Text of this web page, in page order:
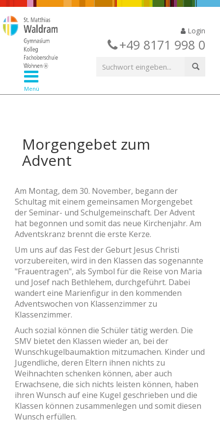
Login
+49 8171 998 0
Menü
Morgengebet zum
Advent
Am Montag, dem 30. November, begann der
Schultag mit einem gemeinsamen Morgengebet
der Seminar- und Schulgemeinschaft. Der Advent
hat begonnen und somit das neue Kirchenjahr. Am
Adventskranz brennt die erste Kerze.
Um uns auf das Fest der Geburt Jesus Christi
vorzubereiten, wird in den Klassen das sogenannte
"Frauentragen", als Symbol für die Reise von Maria
und Josef nach Bethlehem, durchgeführt. Dabei
wandert eine Marienfigur in den kommenden
Adventswochen von Klassenzimmer zu
Klassenzimmer.
Auch sozial können die Schüler tätig werden. Die
SMV bietet den Klassen wieder an, bei der
Wunschkugelbaumaktion mitzumachen. Kinder und
Jugendliche, deren Eltern ihnen nichts zu
Weihnachten schenken können, aber auch
Erwachsene, die sich nichts leisten können, haben
ihren Wunsch auf eine Kugel geschrieben und die
Klassen können zusammenlegen und somit diesen
Wunsch erfüllen.